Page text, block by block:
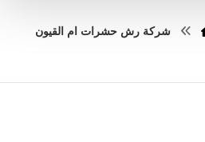
شركة رش حشرات ام القيون